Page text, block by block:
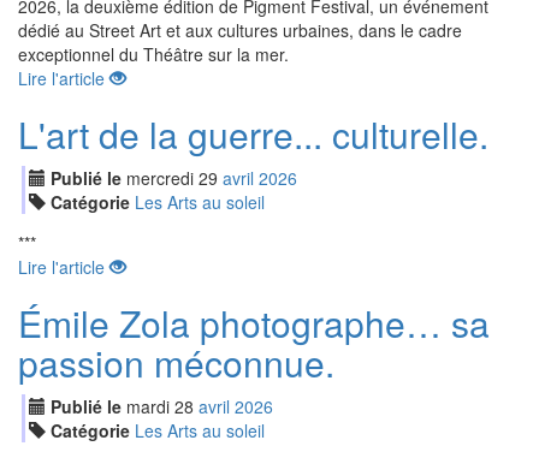
2026, la deuxième édition de Pigment Festival, un événement
dédié au Street Art et aux cultures urbaines, dans le cadre
exceptionnel du Théâtre sur la mer.
Lire l'article
L'art de la guerre... culturelle.
Publié le mercredi 29 avril 2026
Catégorie Les Arts au soleil
***
Lire l'article
Émile Zola photographe… sa
passion méconnue.
Publié le mardi 28 avril 2026
Catégorie Les Arts au soleil